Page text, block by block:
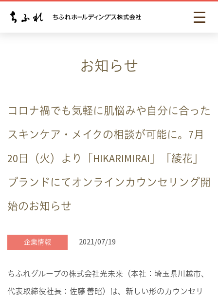
お知らせ
コロナ禍でも気軽に肌悩みや自分に合った
スキンケア・メイクの相談が可能に。7月
20日（火）より「HIKARIMIRAI」「綾花」
ブランドにてオンラインカウンセリング開
始のお知らせ
企業情報 2021/07/19
ちふれグループの株式会社光未来（本社：埼玉県川越市、
代表取締役社長：佐藤 善昭）は、新しい形のカウンセリ